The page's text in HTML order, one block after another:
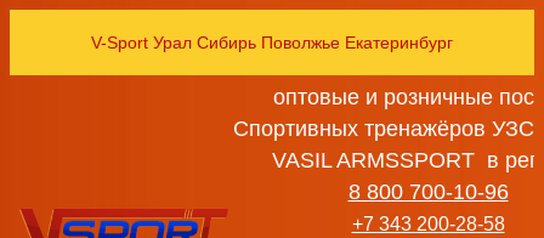
V-Sport Урал Сибирь Поволжье Екатеринбург
оптовые и розничные
Спортивных тренажёров
VASIL ARMSSPORT в
8 800 700-10-96
+7 343 200-28-58